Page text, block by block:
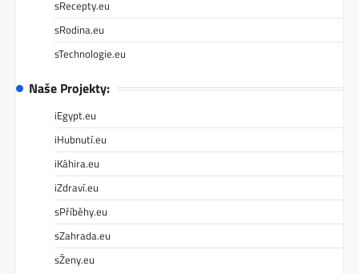
sRecepty.eu
sRodina.eu
sTechnologie.eu
Naše Projekty:
iEgypt.eu
iHubnutí.eu
iKáhira.eu
iZdraví.eu
sPříběhy.eu
sZahrada.eu
sŽeny.eu